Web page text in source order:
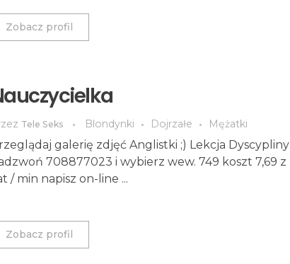
Zobacz profil
Tele Seks Blondynki Dojrzałe Mężatki
galerię zdjęć Anglistki ;) Lekcja Dyscypliny
708877023 i wybierz wew. 749 koszt 7,69 z
/ min napisz on-line ...
Zobacz profil